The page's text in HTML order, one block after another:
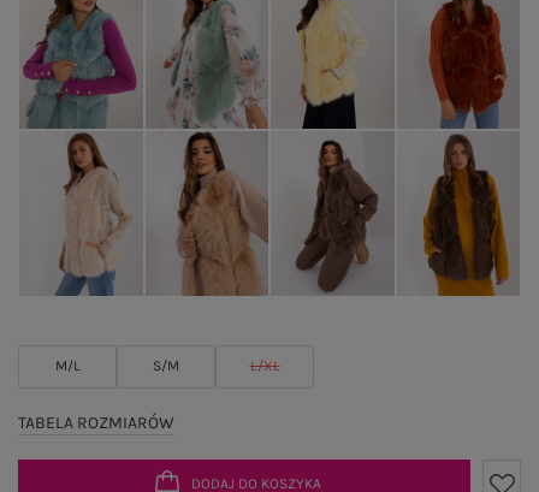
M/L S/M L/XL
TABELA ROZMIARÓW
DODAJ DO KOSZYKA